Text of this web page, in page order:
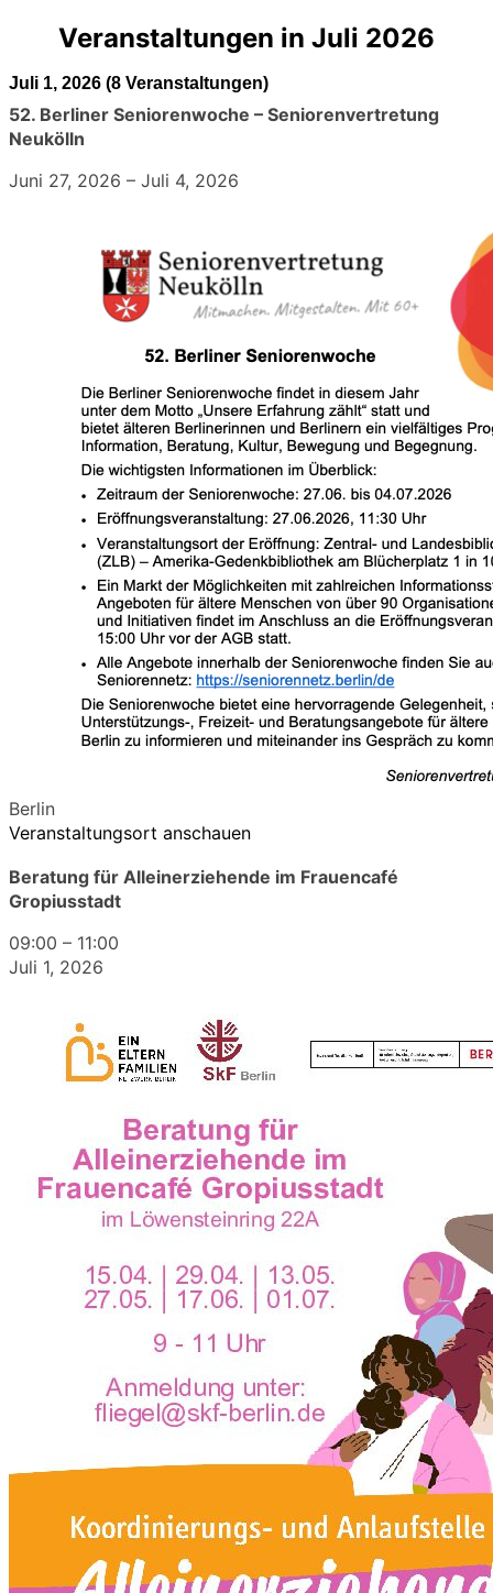
Veranstaltungen in Juli 2026
Juli 1, 2026 (8 Veranstaltungen)
52. Berliner Seniorenwoche – Seniorenvertretung
Neukölln
Juni 27, 2026 – Juli 4, 2026
Berlin
Veranstaltungsort anschauen
Beratung für Alleinerziehende im Frauencafé
Gropiusstadt
09:00 – 11:00
Juli 1, 2026